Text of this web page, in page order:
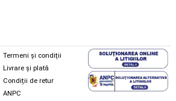
Termeni și condiții
Livrare și plată
Condiții de retur
ANPC